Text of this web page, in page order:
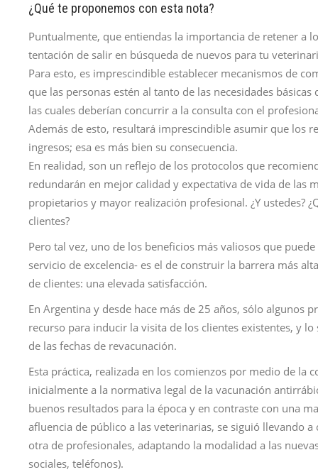
¿Qué te proponemos con esta nota?
Puntualmente, que entiendas la importancia de retener a
tentación de salir en búsqueda de nuevos para tu
Para esto, es imprescindible establecer mecanismos de
que las personas estén al tanto de las necesidades
las cuales deberían concurrir a la consulta con el
Además de esto, resultará imprescindible asumir que los
ingresos; esa es más bien su consecuencia.
En realidad, son un reflejo de los protocolos que
redundarán en mejor calidad y expectativa de vida de las
propietarios y mayor realización profesional. ¿Y ustedes?
clientes?
Pero tal vez, uno de los beneficios más valiosos que
servicio de excelencia- es el de construir la barrera más
de clientes: una elevada satisfacción.
En Argentina y desde hace más de 25 años, sólo algunos
recurso para inducir la visita de los clientes existentes, y
de las fechas de revacunación.
Esta práctica, realizada en los comienzos por medio de la
inicialmente a la normativa legal de la vacunación
buenos resultados para la época y en contraste con una
afluencia de público a las veterinarias, se siguió llevando
otra de profesionales, adaptando la modalidad a las
sociales, teléfonos).